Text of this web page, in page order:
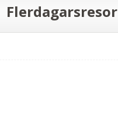
Flerdagarsresor